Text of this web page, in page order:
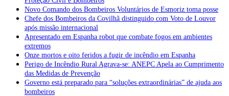
Novo Comando dos Bombeiros Voluntários de Esmoriz toma posse
Chefe dos Bombeiros da Covilhã distinguido com Voto de Louvor
após missão internacional
Apresentado em Espanha robot que combate fogos em ambientes
extremos
Onze mortos e oito feridos a fugir de incêndio em Espanha
Perigo de Incêndio Rural Agrava-se: ANEPC Apela ao Cumprimento
das Medidas de Prevenção
Governo está preparado para “soluções extraordinárias” de ajuda aos
bombeiros